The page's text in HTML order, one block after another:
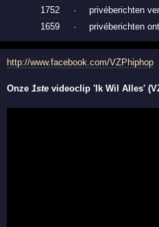
1752
·
privéberichten
1659
· privéberichten
http://www.facebook.com/VZPhiphop
Onze1ste videoclip 'Ik Wil Alles'